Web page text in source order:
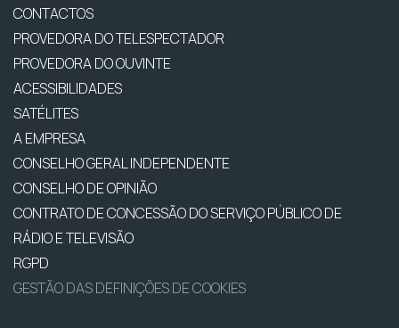
CONTACTOS
PROVEDORA DO TELESPECTADOR
PROVEDORA DO OUVINTE
ACESSIBILIDADES
SATÉLITES
A EMPRESA
CONSELHO GERAL INDEPENDENTE
CONSELHO DE OPINIÃO
CONTRATO DE CONCESSÃO DO SERVIÇO PÚBLICO DE
RÁDIO E TELEVISÃO
RGPD
GESTÃO DAS DEFINIÇÕES DE COOKIES